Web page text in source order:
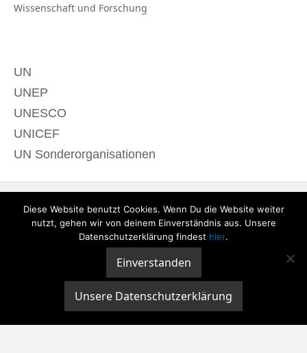
Wissenschaft und Forschung
UN
UNEP
UNESCO
UNICEF
UN Sonderorganisationen
Datenschutzerklärung|Impressum
Diese Website benutzt Cookies. Wenn Du die Website weiter
nutzt, gehen wir von deinem Einverständnis aus. Unsere
Datenschutzerklärung findest hier.
Einverstanden
Unsere Datenschutzerklärung